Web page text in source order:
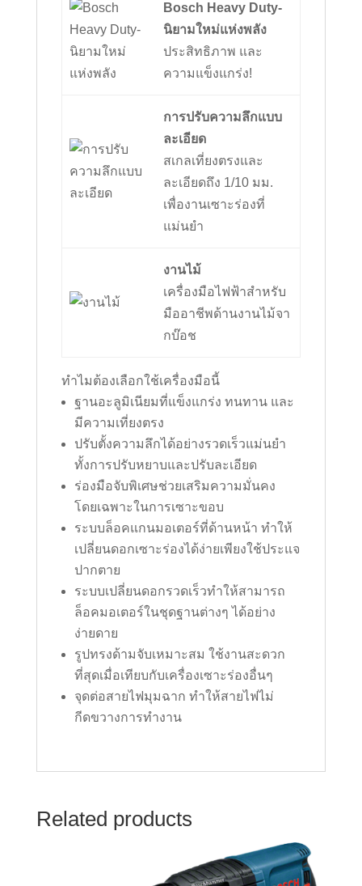
Bosch Heavy Duty-
นิยามใหม่แห่งพลัง
ประสิทธิภาพ และ
ความแข็งแกร่ง!
การปรับความลึกแบบ
ละเอียด
สเกลเที่ยงตรงและ
ละเอียดถึง 1/10 มม.
เพื่องานเซาะร่องที่
แม่นยำ
งานไม้
เครื่องมือไฟฟ้าสำหรับ
มืออาชีพด้านงานไม้จา
กบ๊อช
ทำไมต้องเลือกใช้เครื่องมือนี้
ฐานอะลูมิเนียมที่แข็งแกร่ง ทนทาน และ
มีความเที่ยงตรง
ปรับตั้งความลึกได้อย่างรวดเร็วแม่นยำ
ทั้งการปรับหยาบและปรับละเอียด
ร่องมือจับพิเศษช่วยเสริมความมั่นคง
โดยเฉพาะในการเซาะขอบ
ระบบล็อคแกนมอเตอร์ที่ด้านหน้า ทำให้
เปลี่ยนดอกเซาะร่องได้ง่ายเพียงใช้ประแจ
ปากตาย
ระบบเปลี่ยนดอกรวดเร็วทำให้สามารถ
ล็อคมอเตอร์ในชุดฐานต่างๆ ได้อย่าง
ง่ายดาย
รูปทรงด้ามจับเหมาะสม ใช้งานสะดวก
ที่สุดเมื่อเทียบกับเครื่องเซาะร่องอื่นๆ
จุดต่อสายไฟมุมฉาก ทำให้สายไฟไม่
กีดขวางการทำงาน
Related products